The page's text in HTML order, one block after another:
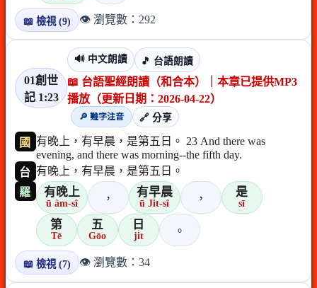
📖 檢視 (9) 👁️ 瀏覽數：292
01創世
記 1:23
🔊 中文朗讀 🎵 台語朗讀
📖 台語聖經朗讀（和合本）｜本章已提供MP3
播放（更新日期：2026-04-22）
🔎 難字注音
🔗 分享
國
有晚上，有早晨，是第五日。 23 And there was
evening, and there was morning--the fifth day.
台 有晚上，有早晨，是第五日。
羅
有晚上
ū àm-sî ， 有早晨
ū Ji̍t-sî ， 是
sī
第
Tē
五
Gōo
日
ji̍t 。
📖 檢視 (7) 👁️ 瀏覽數：34